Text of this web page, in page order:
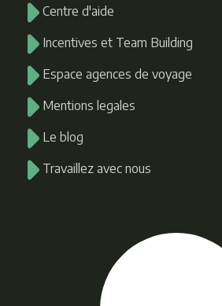
Centre d'aide
Incentives et Team Building
Espace agences de voyage
Mentions legales
Le blog
Travaillez avec nous